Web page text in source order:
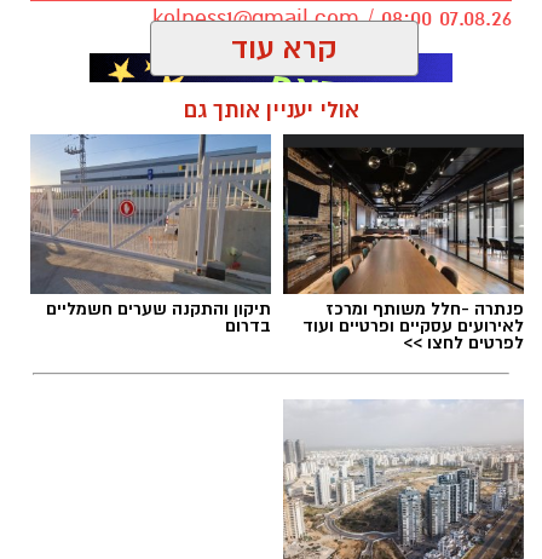
ועמית.
הנצחה מתוך עשייה וחסד
מיזם "טל של נתינה" מתקיים גם השנה כחלק
ממסורת שמטרתה לתרגם את הכאב לעשייה
חברתית ולנתינה. משפחתו של טל בחרה להנציח
את זכרו בדרך שהייתה מזוהה עמו – אהבת האדם
וסיוע לקהילה, תוך הדגשת ערכי הערבות ההדדית
והמשכיות דרכו.
מפגש אריזה וטקס זיכרון
השעות 17:00 ל-20:00 בבית הפנאי בנס ציונה.
השיתוף בין עיריית נס ציונה, החברה לתרבות ופנאי
ועמותת "כולנו אחים" יחבר בין מתנדבים ותושבים
kolness1@gmail.com / 08:00 07.08.26
תגים:הרב דוד טימסית נס ציונה
קרא עוד
אולי יעניין אותך גם
פנתרה -חלל משותף ומרכז
לאירועים עסקיים ופרטיים ועוד
לפרטים לחצו >>
תיקון והתקנה שערים חשמליים
בדרום